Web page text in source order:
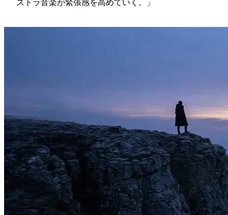
ストラ音楽が緊張感を高めていく。」